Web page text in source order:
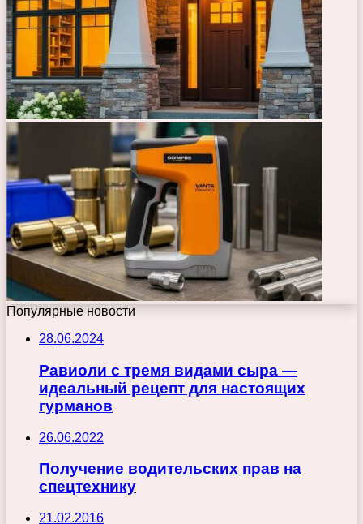
Популярные новости
28.06.2024
Равиоли с тремя видами сыра —
идеальный рецепт для настоящих
гурманов
26.06.2022
Получение водительских прав на
спецтехнику
21.02.2016